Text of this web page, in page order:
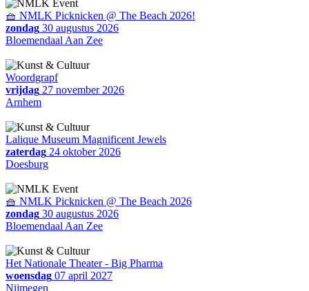
🧺 NMLK Picknicken @ The Beach 2026!
zondag 30 augustus 2026
Bloemendaal Aan Zee
Woordgrapf
vrijdag 27 november 2026
Arnhem
Lalique Museum Magnificent Jewels
zaterdag 24 oktober 2026
Doesburg
🧺 NMLK Picknicken @ The Beach 2026
zondag 30 augustus 2026
Bloemendaal Aan Zee
Het Nationale Theater - Big Pharma
woensdag 07 april 2027
Nijmegen